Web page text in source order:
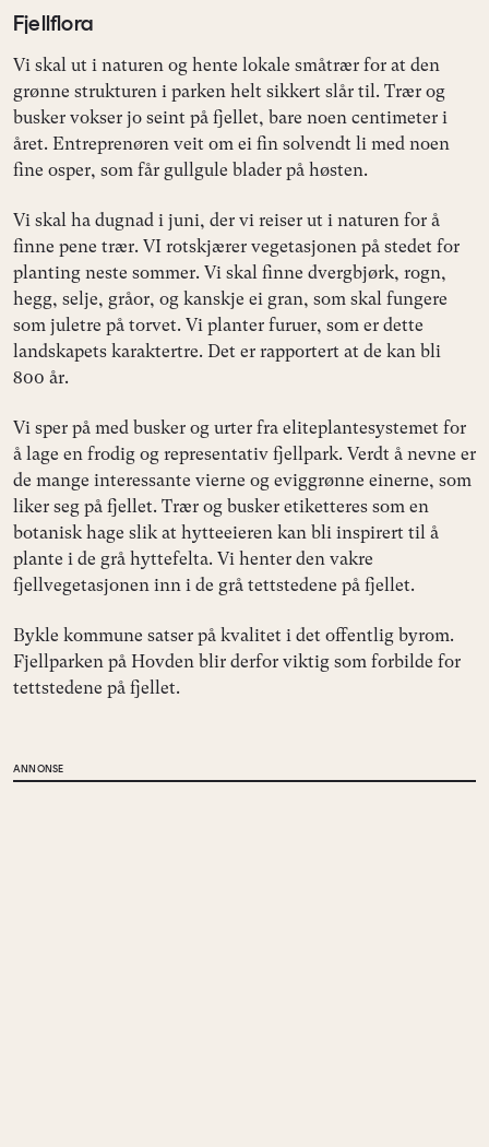
Fjellflora
Vi skal ut i naturen og hente lokale småtrær for at den
grønne strukturen i parken helt sikkert slår til. Trær og
busker vokser jo seint på fjellet, bare noen centimeter i
året. Entreprenøren veit om ei fin solvendt li med noen
fine osper, som får gullgule blader på høsten.
Vi skal ha dugnad i juni, der vi reiser ut i naturen for å
finne pene trær. VI rotskjærer vegetasjonen på stedet for
planting neste sommer. Vi skal finne dvergbjørk, rogn,
hegg, selje, gråor, og kanskje ei gran, som skal fungere
som juletre på torvet. Vi planter furuer, som er dette
landskapets karaktertre. Det er rapportert at de kan bli
800 år.
Vi sper på med busker og urter fra eliteplantesystemet for
å lage en frodig og representativ fjellpark. Verdt å nevne er
de mange interessante vierne og eviggrønne einerne, som
liker seg på fjellet. Trær og busker etiketteres som en
botanisk hage slik at hytteeieren kan bli inspirert til å
plante i de grå hyttefelta. Vi henter den vakre
fjellvegetasjonen inn i de grå tettstedene på fjellet.
Bykle kommune satser på kvalitet i det offentlig byrom.
Fjellparken på Hovden blir derfor viktig som forbilde for
tettstedene på fjellet.
ANNONSE